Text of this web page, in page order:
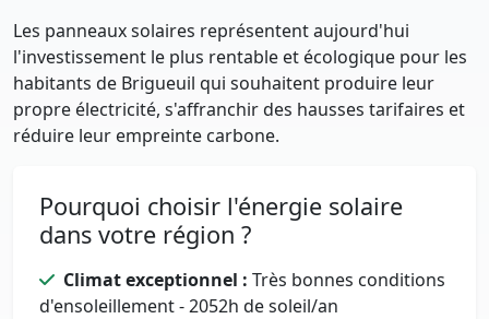
Les panneaux solaires représentent aujourd'hui
l'investissement le plus rentable et écologique pour les
habitants de Brigueuil qui souhaitent produire leur
propre électricité, s'affranchir des hausses tarifaires et
réduire leur empreinte carbone.
Pourquoi choisir l'énergie solaire
dans votre région ?
Climat exceptionnel : Très bonnes conditions
d'ensoleillement - 2052h de soleil/an